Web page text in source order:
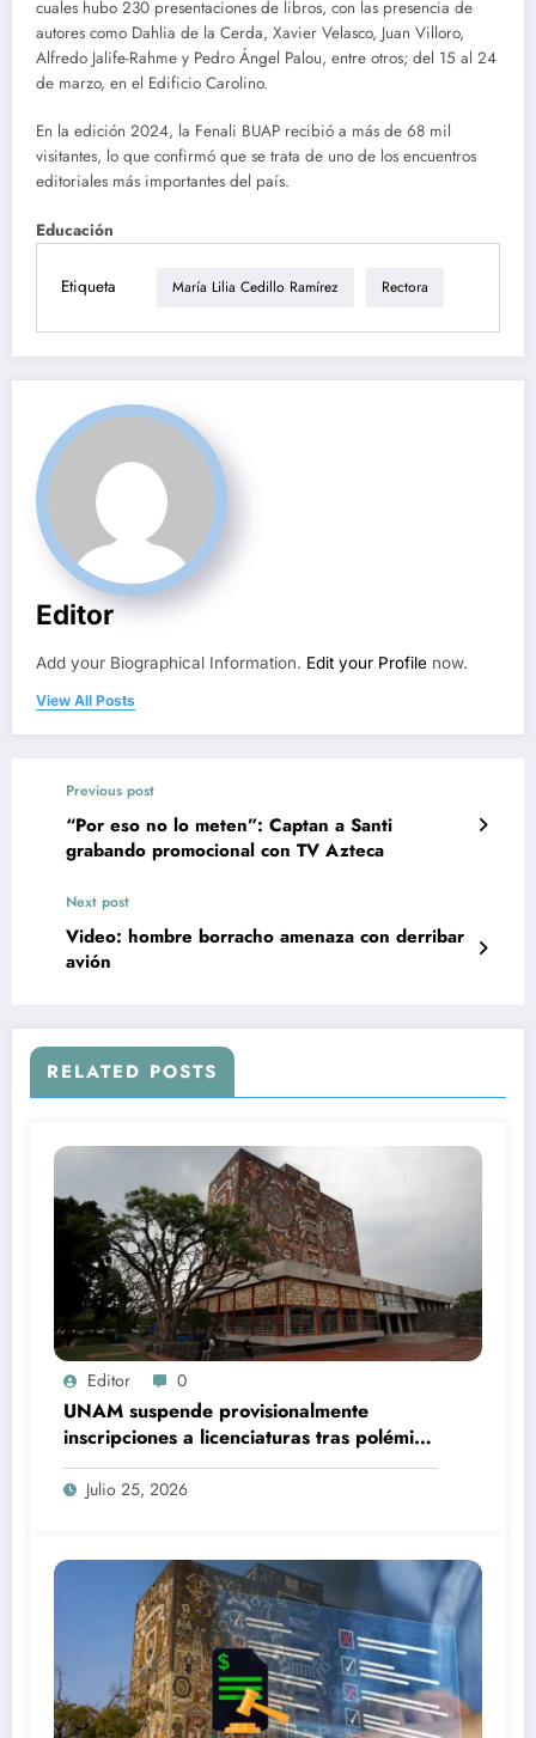
cuales hubo 230 presentaciones de libros, con las presencia de
autores como Dahlia de la Cerda, Xavier Velasco, Juan Villoro,
Alfredo Jalife-Rahme y Pedro Ángel Palou, entre otros; del 15 al 24
de marzo, en el Edificio Carolino.
En la edición 2024, la Fenali BUAP recibió a más de 68 mil
visitantes, lo que confirmó que se trata de uno de los encuentros
editoriales más importantes del país.
Educación
Etiqueta María Lilia Cedillo Ramírez Rectora
Editor
Add your Biographical Information. Edit your Profile now.
View All Posts
Previous post
“Por eso no lo meten”: Captan a Santi
grabando promocional con TV Azteca
Next post
Video: hombre borracho amenaza con derribar
avión
RELATED POSTS
Editor 0
UNAM suspende provisionalmente
inscripciones a licenciaturas tras polémica
por examen de admisión
Julio 25, 2026